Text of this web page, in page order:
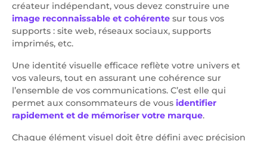
créateur indépendant, vous devez construire une
image reconnaissable et cohérente sur tous vos
supports : site web, réseaux sociaux, supports
imprimés, etc.
Une identité visuelle efficace reflète votre univers et
vos valeurs, tout en assurant une cohérence sur
l’ensemble de vos communications. C’est elle qui
permet aux consommateurs de vous identifier
rapidement et de mémoriser votre marque.
Chaque élément visuel doit être défini avec précision